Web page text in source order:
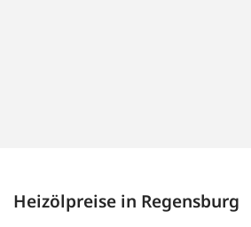
Heizölpreise in Regensburg